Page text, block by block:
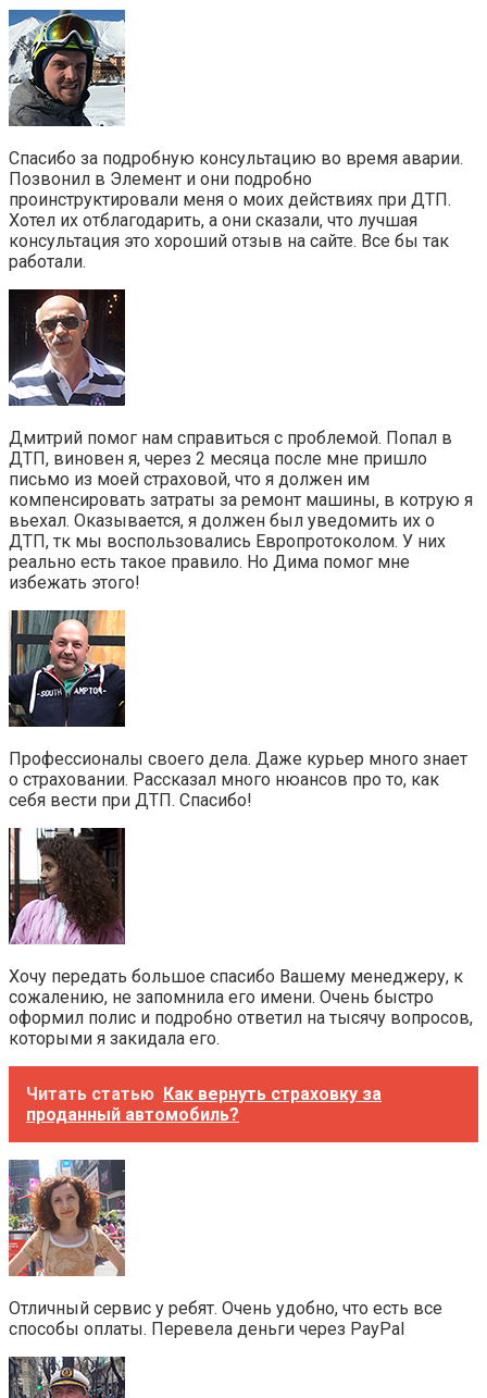
Спасибо за подробную консультацию во время аварии.
Позвонил в Элемент и они подробно
проинструктировали меня о моих действиях при ДТП.
Хотел их отблагодарить, а они сказали, что лучшая
консультация это хороший отзыв на сайте. Все бы так
работали.
Дмитрий помог нам справиться с проблемой. Попал в
ДТП, виновен я, через 2 месяца после мне пришло
письмо из моей страховой, что я должен им
компенсировать затраты за ремонт машины, в котрую я
вьехал. Оказывается, я должен был уведомить их о
ДТП, тк мы воспользовались Европротоколом. У них
реально есть такое правило. Но Дима помог мне
избежать этого!
Профессионалы своего дела. Даже курьер много знает
о страховании. Рассказал много нюансов про то, как
себя вести при ДТП. Спасибо!
Хочу передать большое спасибо Вашему менеджеру, к
сожалению, не запомнила его имени. Очень быстро
оформил полис и подробно ответил на тысячу вопросов,
которыми я закидала его.
Читать статью Как вернуть страховку за
проданный автомобиль?
Отличный сервис у ребят. Очень удобно, что есть все
способы оплаты. Перевела деньги через PayPal